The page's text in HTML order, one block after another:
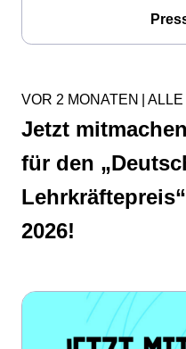
VOR 2 MONATEN |
Jetzt
für den
2026!